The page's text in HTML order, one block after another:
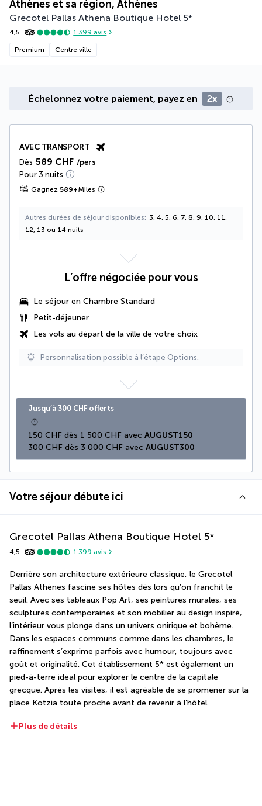
Athènes et sa région, Athènes
Grecotel Pallas Athena Boutique Hotel 5*
4,5 1 399 avis
Premium Centre ville
Échelonnez votre paiement, payez en 2x
AVEC TRANSPORT
Dès 589 CHF /pers
Pour 3 nuits
Gagnez 589+Miles
Autres durées de séjour disponibles
3, 4, 5, 6, 7, 8, 9, 10, 11,
12, 13 ou 14 nuits
L’offre négociée pour vous
Le séjour en Chambre Standard
Petit-déjeuner
Les vols au départ de la ville de votre choix
Personnalisation possible à l’étape Options.
Jusqu’à 300 CHF offerts
150 CHF dès 1 500 CHF avec AUGUST150
300 CHF dès 3 000 CHF avec AUGUST300
Votre séjour débute ici
Grecotel Pallas Athena Boutique Hotel 5*
4,5 1 399 avis
Derrière son architecture extérieure classique, le Grecotel
Pallas Athènes fascine ses hôtes dès lors qu’on franchit le
seuil. Avec ses tableaux Pop Art, ses peintures murales, ses
sculptures contemporaines et son mobilier au design inspiré,
l’intérieur vous plonge dans un univers onirique et bohème.
Dans les espaces communs comme dans les chambres, le
raffinement s’exprime parfois avec humour, toujours avec
goût et originalité. Cet établissement 5* est également un
pied-à-terre idéal pour explorer le centre de la capitale
grecque. Après les visites, il est agréable de se promener sur la
place Kotzia toute proche avant de revenir à l’hôtel.
Plus de détails